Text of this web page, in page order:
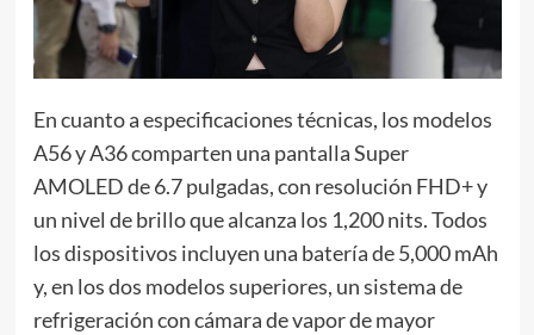
En cuanto a especificaciones técnicas, los modelos
A56 y A36 comparten una pantalla Super
AMOLED de 6.7 pulgadas, con resolución FHD+ y
un nivel de brillo que alcanza los 1,200 nits. Todos
los dispositivos incluyen una batería de 5,000 mAh
y, en los dos modelos superiores, un sistema de
refrigeración con cámara de vapor de mayor